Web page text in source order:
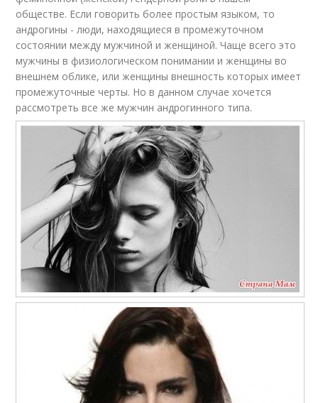
обществе. Если говорить более простым языком, то
андрогины - люди, находящиеся в промежуточном
состоянии между мужчиной и женщиной. Чаще всего это
мужчины в физиологическом понимании и женщины во
внешнем облике, или женщины внешность которых имеет
промежуточные черты. Но в данном случае хочется
рассмотреть все же мужчин андрогинного типа.